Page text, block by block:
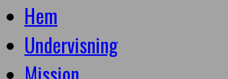
Hem
Undervisning